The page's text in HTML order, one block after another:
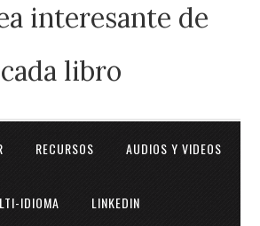
interesante de
cada libro
RECURSOS AUDIOS Y VIDEOS
IDIOMA LINKEDIN